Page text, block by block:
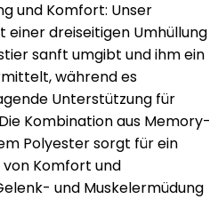
und Komfort: Unser
einer dreiseitigen Umhüllung
sanft umgibt und ihm ein
während es
Unterstützung für
Kombination aus Memory-
Polyester sorgt für ein
Komfort und
und Muskelermüdung